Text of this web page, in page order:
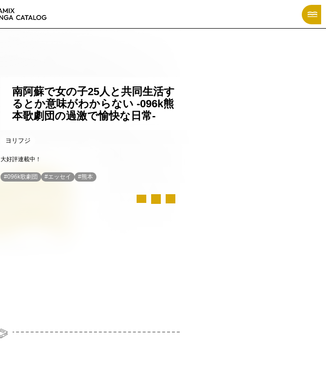
南阿蘇で女の子25人と共同生活す
るとか意味がわからない -096k熊
本歌劇団の過激で愉快な日常-
ヨリフジ
大好評連載中！
#096k歌劇団 #エッセイ #熊本